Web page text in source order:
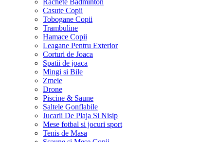
Rachete Badminton
Casute Copii
Tobogane Copii
Trambuline
Hamace Copii
Leagane Pentru Exterior
Corturi de Joaca
Spatii de joaca
Mingi si Bile
Zmeie
Drone
Piscine & Saune
Saltele Gonflabile
Jucarii De Plaja Si Nisip
Mese fotbal si jocuri sport
Tenis de Masa